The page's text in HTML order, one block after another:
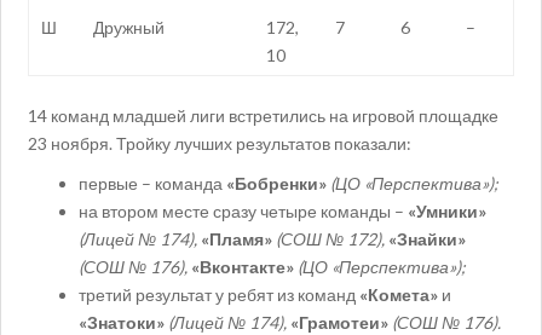
Ш Дружный
172,
10
7 6 –
14 команд младшей лиги встретились на игровой площадке
23 ноября. Тройку лучших результатов показали:
первые – команда «Бобренки» (ЦО «Перспектива»);
на втором месте сразу четыре команды – «Умники»
(Лицей № 174), «Пламя» (СОШ № 172), «Знайки»
(СОШ № 176), «Вконтакте» (ЦО «Перспектива»);
третий результат у ребят из команд «Комета» и
«Знатоки» (Лицей № 174), «Грамотеи» (СОШ № 176).